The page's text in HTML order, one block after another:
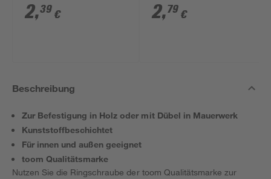
Stück
2,39 € 2,79 €
Beschreibung
Zur Befestigung in Holz oder mit Dübel in Mauerwerk
Kunststoffbeschichtet
Für innen und außen geeignet
toom Qualitätsmarke
Nutzen Sie die Ringschraube der toom Qualitätsmarke zur